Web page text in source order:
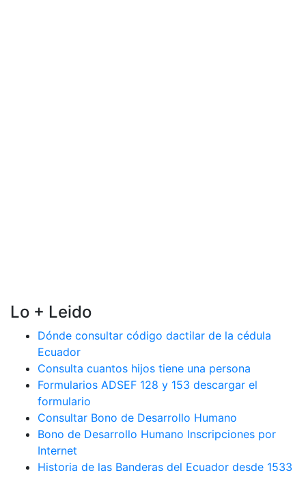
Lo + Leido
Dónde consultar código dactilar de la cédula
Ecuador
Consulta cuantos hijos tiene una persona
Formularios ADSEF 128 y 153 descargar el
formulario
Consultar Bono de Desarrollo Humano
Bono de Desarrollo Humano Inscripciones por
Internet
Historia de las Banderas del Ecuador desde 1533